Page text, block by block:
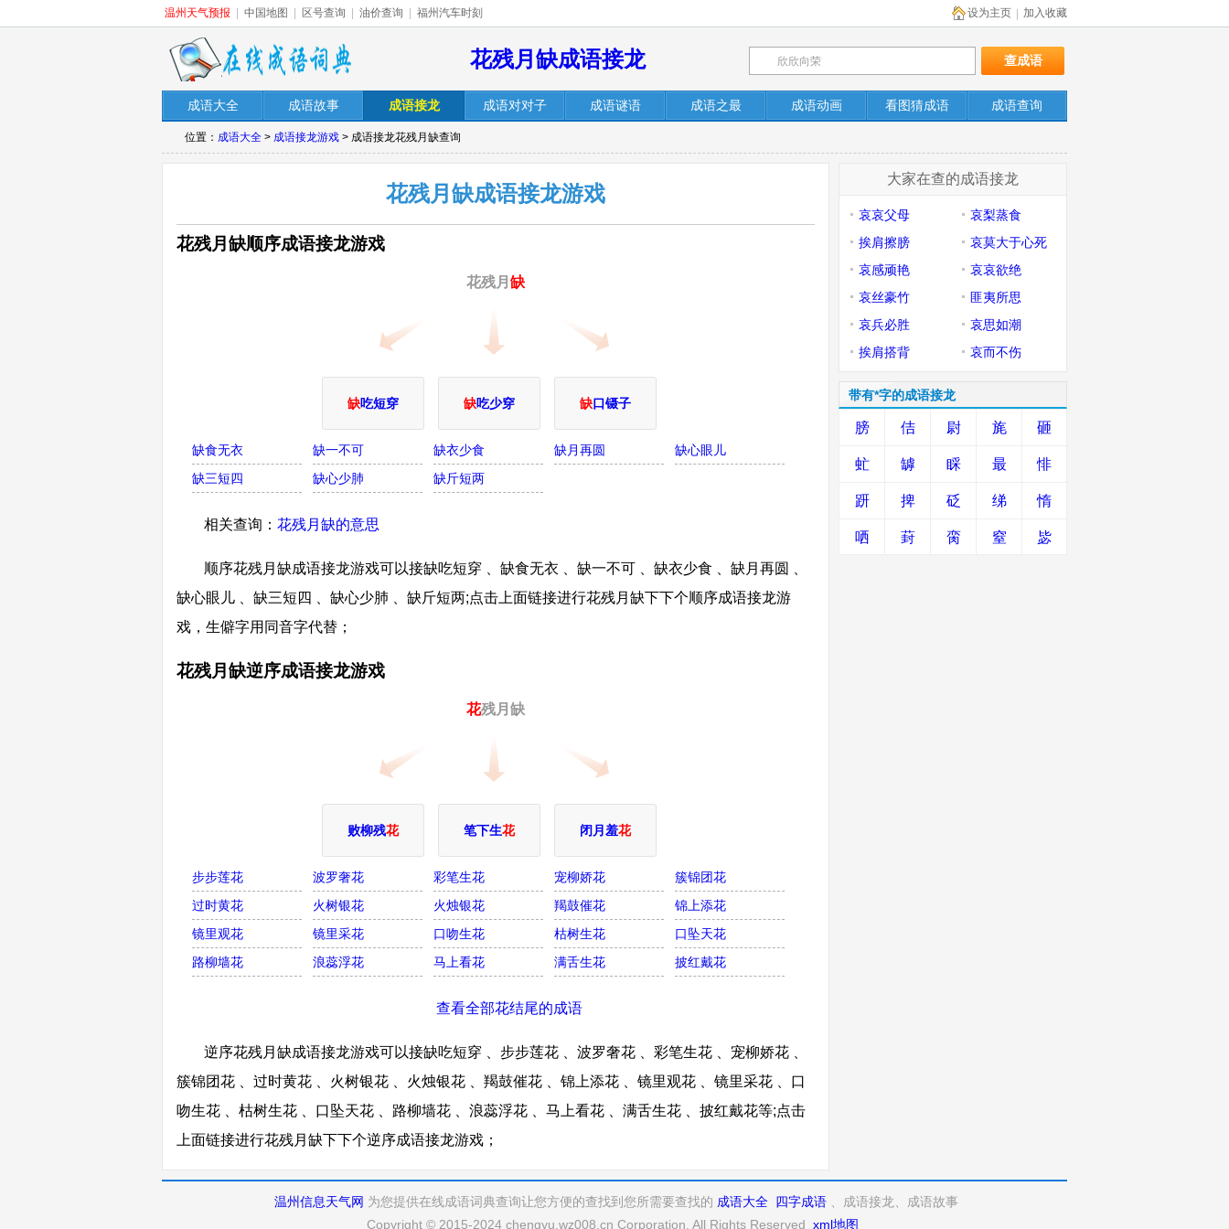
温州天气预报 中国地图 区号查询 油价查询 福州汽车时刻 加入收藏
设为主页
花残月缺成语接龙
成语大全 成语故事 成语接龙 成语对对子 成语谜语 成语之最 成语动画 看图猜成语 成语查询
位置： 成语大全 > 成语接龙游戏 > 成语接龙花残月缺查询
花残月缺成语接龙游戏
花残月缺顺序成语接龙游戏
花残月 缺
缺吃短穿 缺吃少穿 缺口镊子
缺食无衣 缺一不可 缺衣少食 缺月再圆
缺心眼儿
缺三短四
缺心少肺 缺斤短两
相关查询： 花残月缺的意思
顺序花残月缺成语接龙游戏可以接缺吃短穿 、缺食无衣 、缺一不可 、缺衣少食 、缺月再圆 、
缺心眼儿 、缺三短四 、缺心少肺 、缺斤短两;点击上面链接进行花残月缺下下个顺序成语接龙游
戏，生僻字用同音字代替；
花残月缺逆序成语接龙游戏
花残月缺
败柳残花 笔下生花 闭月羞花
步步莲花 波罗奢花 彩笔生花 宠柳娇花
簇锦团花
过时黄花
火树银花 火烛银花 羯鼓催花
锦上添花
镜里观花
镜里采花 口吻生花 枯树生花
口坠天花
路柳墙花
浪蕊浮花 马上看花 满舌生花 披红戴花
查看全部花结尾的成语
逆序花残月缺成语接龙游戏可以接缺吃短穿 、步步莲花 、波罗奢花 、彩笔生花 、宠柳娇花 、
簇锦团花 、过时黄花 、火树银花 、火烛银花 、羯鼓催花 、锦上添花 、镜里观花 、镜里采花 、口
吻生花 、枯树生花 、口坠天花 、路柳墙花 、浪蕊浮花 、马上看花 、满舌生花 、披红戴花等;点击
上面链接进行花残月缺下下个逆序成语接龙游戏；
大家在查的成语接龙
哀哀父母
哀梨蒸食
挨肩擦膀
哀莫大于心死
哀感顽艳
哀哀欲绝
哀丝豪竹
匪夷所思
哀兵必胜
哀思如潮
挨肩搭背
哀而不伤
带有*字的成语接龙
膀 佶 尉 旄 砸
虻 罅 睬 最 悱
趼 捭 砭 绨 惰
哂 葑 脔 窒 毖
温州信息天气网 为您提供在线成语词典查询让您方便的查找到您所需要查找的 成语大全 四字成语
、成语接龙、成语故事
Copyright © 2015-2024 chengyu.wz008.cn Corporation, All Rights Reserved xml地图